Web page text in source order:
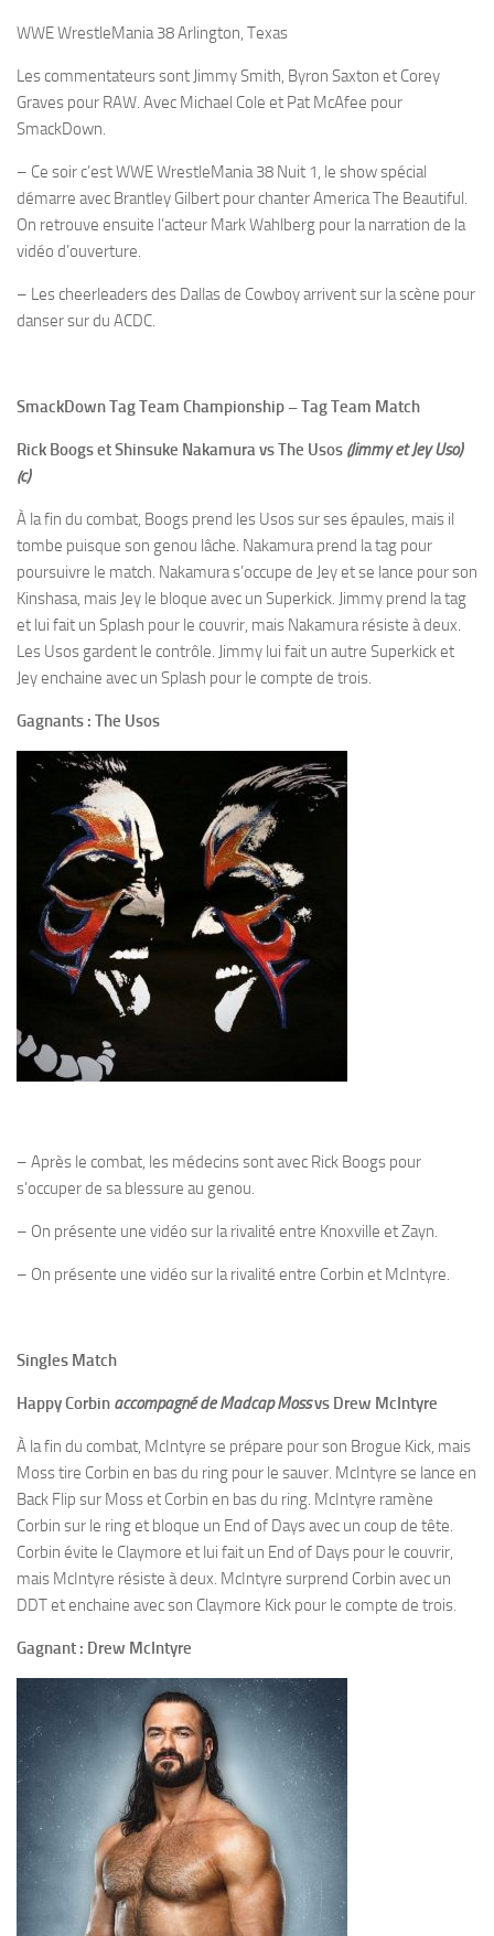
WWE WrestleMania 38 Arlington, Texas
Les commentateurs sont Jimmy Smith, Byron Saxton et Corey
Graves pour RAW. Avec Michael Cole et Pat McAfee pour
SmackDown.
– Ce soir c’est WWE WrestleMania 38 Nuit 1, le show spécial
démarre avec Brantley Gilbert pour chanter America The Beautiful.
On retrouve ensuite l’acteur Mark Wahlberg pour la narration de la
vidéo d’ouverture.
– Les cheerleaders des Dallas de Cowboy arrivent sur la scène pour
danser sur du ACDC.
SmackDown Tag Team Championship – Tag Team Match
Rick Boogs et Shinsuke Nakamura vs The Usos (Jimmy et Jey Uso)
(c)
À la fin du combat, Boogs prend les Usos sur ses épaules, mais il
tombe puisque son genou lâche. Nakamura prend la tag pour
poursuivre le match. Nakamura s’occupe de Jey et se lance pour son
Kinshasa, mais Jey le bloque avec un Superkick. Jimmy prend la tag
et lui fait un Splash pour le couvrir, mais Nakamura résiste à deux.
Les Usos gardent le contrôle. Jimmy lui fait un autre Superkick et
Jey enchaine avec un Splash pour le compte de trois.
Gagnants : The Usos
– Après le combat, les médecins sont avec Rick Boogs pour
s’occuper de sa blessure au genou.
– On présente une vidéo sur la rivalité entre Knoxville et Zayn.
– On présente une vidéo sur la rivalité entre Corbin et McIntyre.
Singles Match
Happy Corbin accompagné de Madcap Mossvs Drew McIntyre
À la fin du combat, McIntyre se prépare pour son Brogue Kick, mais
Moss tire Corbin en bas du ring pour le sauver. McIntyre se lance en
Back Flip sur Moss et Corbin en bas du ring. McIntyre ramène
Corbin sur le ring et bloque un End of Days avec un coup de tête.
Corbin évite le Claymore et lui fait un End of Days pour le couvrir,
mais McIntyre résiste à deux. McIntyre surprend Corbin avec un
DDT et enchaine avec son Claymore Kick pour le compte de trois.
Gagnant : Drew McIntyre